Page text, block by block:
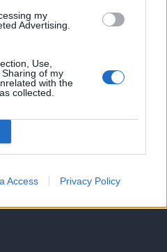
my
Advertising.
Use,
of my
with the
collected.
Access Privacy Policy